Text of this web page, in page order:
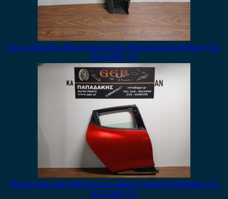
Σίτα με Κλαπέτα Ηλεκτρικά Εμπρός Προφυλακτήρα Renault Clio
2013-2017 / Θ
Πόρτα Πίσω Δεξιά Μπορντό με Φάσα Γυαλιστερή Renault Clio
2013-2019 / Ε